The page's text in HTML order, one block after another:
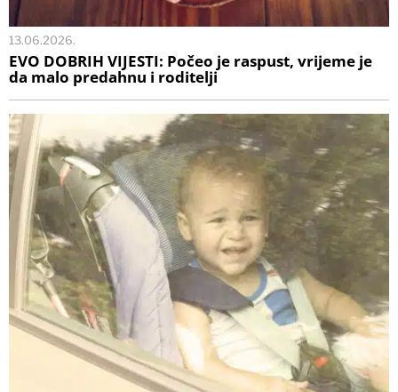
13.06.2026.
EVO DOBRIH VIJESTI: Počeo je raspust, vrijeme je
da malo predahnu i roditelji